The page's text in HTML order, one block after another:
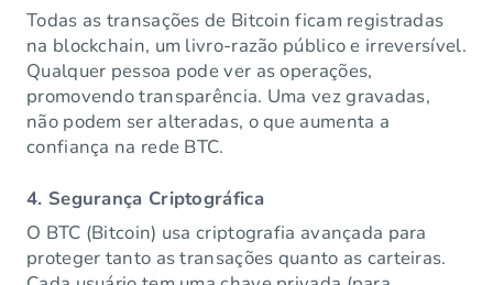
Todas as transações de Bitcoin ficam registradas
na blockchain, um livro-razão público e irreversível.
Qualquer pessoa pode ver as operações,
promovendo transparência. Uma vez gravadas,
não podem ser alteradas, o que aumenta a
confiança na rede BTC.
4. Segurança Criptográfica
O BTC (Bitcoin) usa criptografia avançada para
proteger tanto as transações quanto as carteiras.